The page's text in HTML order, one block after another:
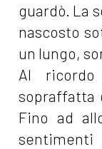
guardò. La
nascosto
un lungo,
Al
sopraffatta
Fino ad